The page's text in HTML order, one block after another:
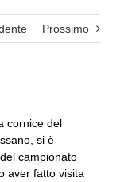
Prossimo
cornice del
si è
campionato
aver fatto visita